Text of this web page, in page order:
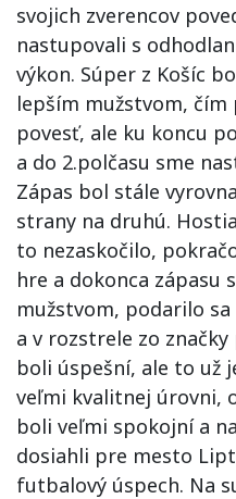
svojich zverencov
nastupovali s
výkon. Súper z Košíc
lepším mužstvom,
povesť, ale ku koncu
a do 2.polčasu sme
Zápas bol stále
strany na druhú.
to nezaskočilo,
hre a dokonca zápasu
mužstvom, podarilo
a v rozstrele zo
boli úspešní, ale to už
veľmi kvalitnej úrovni,
boli veľmi spokojní a
dosiahli pre mesto
futbalový úspech. Na